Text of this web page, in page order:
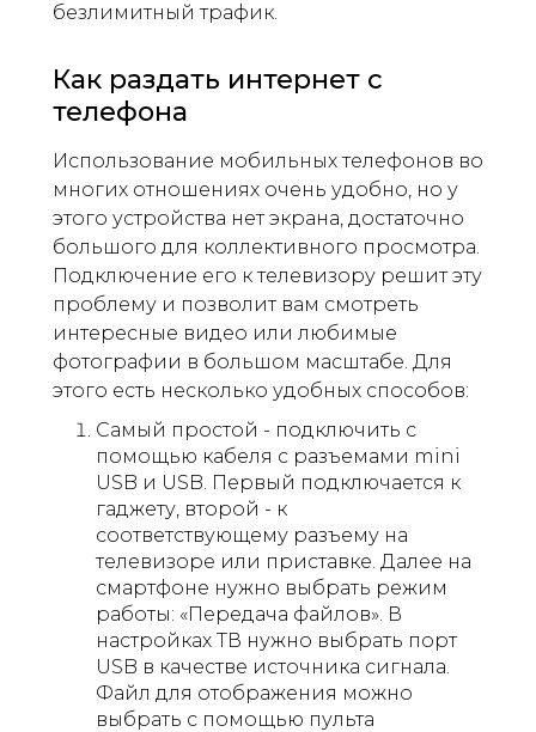
безлимитный трафик.
Как раздать интернет с
телефона
Использование мобильных телефонов во
многих отношениях очень удобно, но у
этого устройства нет экрана, достаточно
большого для коллективного просмотра.
Подключение его к телевизору решит эту
проблему и позволит вам смотреть
интересные видео или любимые
фотографии в большом масштабе. Для
этого есть несколько удобных способов:
Самый простой - подключить с
помощью кабеля с разъемами mini
USB и USB. Первый подключается к
гаджету, второй - к
соответствующему разъему на
телевизоре или приставке. Далее на
смартфоне нужно выбрать режим
работы: «Передача файлов». В
настройках ТВ нужно выбрать порт
USB в качестве источника сигнала.
Файл для отображения можно
выбрать с помощью пульта